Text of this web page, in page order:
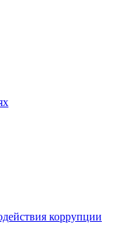
коррупции